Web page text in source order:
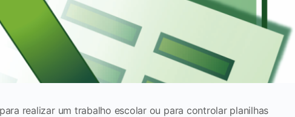
realizar um trabalho escolar ou para controlar planilhas